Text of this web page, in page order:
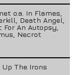
o.a. In Flames,
Death Angel,
For An Autopsy,
Necrot
The Irons